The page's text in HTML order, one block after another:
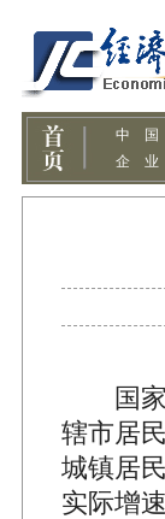
国家
辖市居
城镇居
实际增